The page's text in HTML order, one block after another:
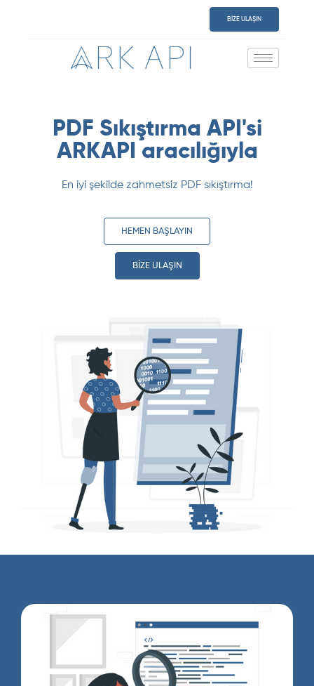
BİZE ULAŞIN
PDF Sıkıştırma API'si
ARKAPI aracılığıyla
En iyi şekilde zahmetsiz PDF sıkıştırma!
HEMEN BAŞLAYIN
BİZE ULAŞIN